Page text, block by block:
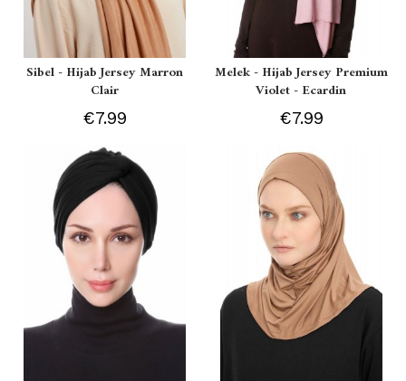
Sibel - Hijab Jersey Marron
Clair
€7.99
Melek - Hijab Jersey Premium
Violet - Ecardin
€7.99